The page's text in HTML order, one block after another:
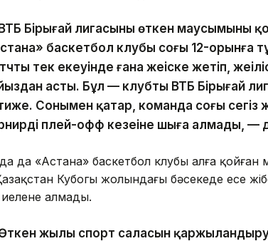
Бірыңғай лигасының өткен
баскетбол клубы соңғы 12-орынға
тек екеуінде ғана жеңіске жетіп,
асты. Бұл — клубтың ВТБ Бірыңғай
Сонымен қатар, команда соңғы сегіз
плей-офф кезеңіне шыға алмады, —
да «Астана» баскетбол клубы алға
Кубогы жолындағы бәсекеде есе
алмады.
жылы спорт саласын